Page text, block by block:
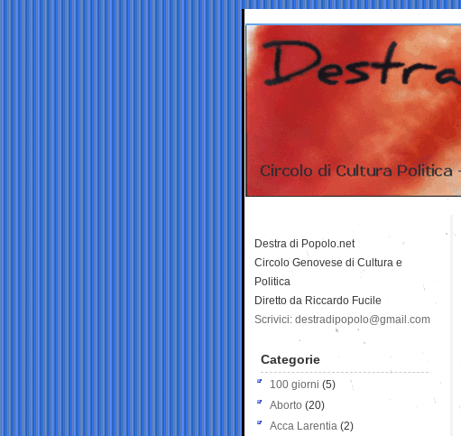
Destra di Popolo.net
Circolo Genovese di Cultura e
Politica
Diretto da Riccardo Fucile
Scrivici: destradipopolo@gmail.com
Categorie
100 giorni (5)
Aborto (20)
Acca Larentia (2)